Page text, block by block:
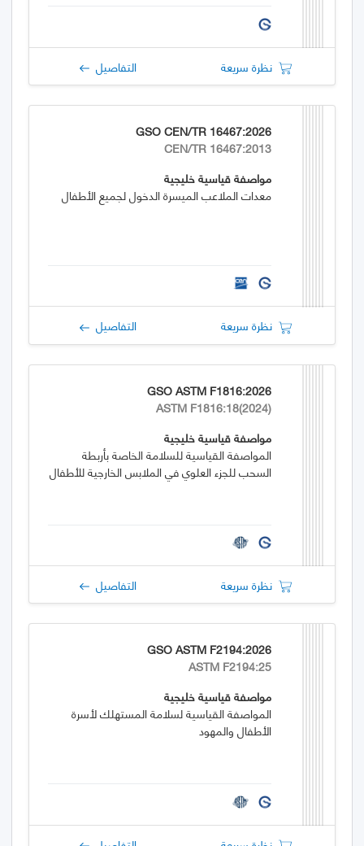
نظرة سريعة التفاصيل
GSO CEN/TR 16467:2026
CEN/TR 16467:2013
مواصفة قياسية خليجية
معدات الملاعب الميسرة الدخول لجميع الأطفال
نظرة سريعة التفاصيل
GSO ASTM F1816:2026
ASTM F1816:18(2024)
مواصفة قياسية خليجية
المواصفة القياسية للسلامة الخاصة بأربطة
السحب للجزء العلوي في الملابس الخارجية للأطفال
نظرة سريعة التفاصيل
GSO ASTM F2194:2026
ASTM F2194:25
مواصفة قياسية خليجية
المواصفة القياسية لسلامة المستهلك لأسرة
الأطفال والمهود